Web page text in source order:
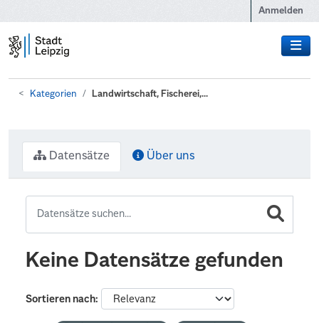
Anmelden
Kategorien Landwirtschaft, Fischerei,...
Datensätze Über uns
Keine Datensätze gefunden
Sortieren nach